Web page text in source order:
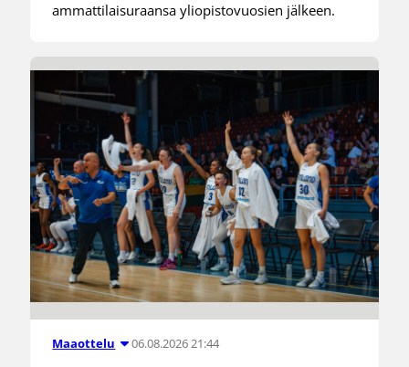
ammattilaisuraansa yliopistovuosien jälkeen.
Maaottelu 06.08.2026 21:44